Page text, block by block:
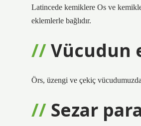
Latincede kemiklere Os ve
eklemlerle bağlıdır.
Vücudun
Örs, üzengi ve çekiç
Sezar